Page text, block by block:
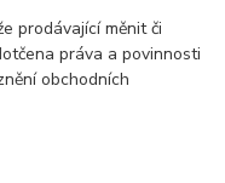
prodávající měnit či
práva a povinnosti
obchodních